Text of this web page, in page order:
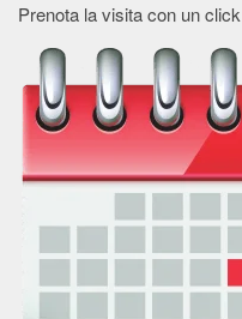
Prenota la visita con un click